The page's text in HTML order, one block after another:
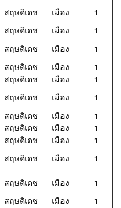
สฤษดิเดช เมือง
1
สฤษดิเดช เมือง
1
สฤษดิเดช เมือง
1
สฤษดิเดช เมือง
1
สฤษดิเดช เมือง
1
สฤษดิเดช เมือง
1
สฤษดิเดช เมือง
1
สฤษดิเดช เมือง
1
สฤษดิเดช เมือง
1
สฤษดิเดช เมือง 1
สฤษดิเดช เมือง
1
สฤษดิเดช เมือง
1